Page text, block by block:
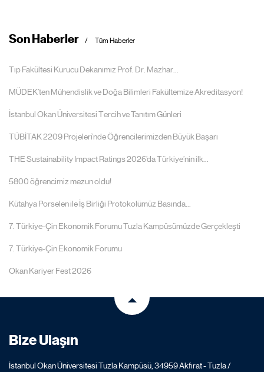
Son Haberler Tüm Haberler
Tıp Fakültesi Kurucu Dekanımız Prof. Dr. Mazhar...
MÜDEK’ten Mühendislik ve Doğa Bilimleri Fakültemize Akreditasyon!
İstanbul Okan Üniversitesi Tercih ve Tanıtım Günleri
TÜBİTAK 2209 Projeleri’nde Öğrencilerimizden Büyük Başarı
THE Sustainability Impact Ratings 2026’da Türkiye’nin ilk...
5800 öğrencimiz mezun oldu!
Kütahya Porselen ile İş Birliği Protokolümüz Basında...
7. Türkiye-Çin Ekonomik Forumu Tuzla Kampüsümüzde Gerçekleşti
7. Türkiye-Çin Ekonomik Forumu
Okan Kariyer Fest 2026
Bize Ulaşın
İstanbul Okan Üniversitesi Tuzla Kampüsü, 34959 Akfırat - Tuzla /